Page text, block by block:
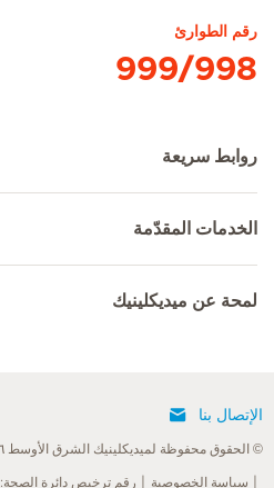
رقم الطوارئ
999/998
روابط سريعة
الخدمات المقدّمة
لمحة عن ميديكلينيك
الإتصال بنا
© الحقوق محفوظة لميديكلينيك الشرق الأوسط ٢٠٢٦
سياسة الخصوصية رقم ترخيص دائرة الصحة: QQ10NERF-081225